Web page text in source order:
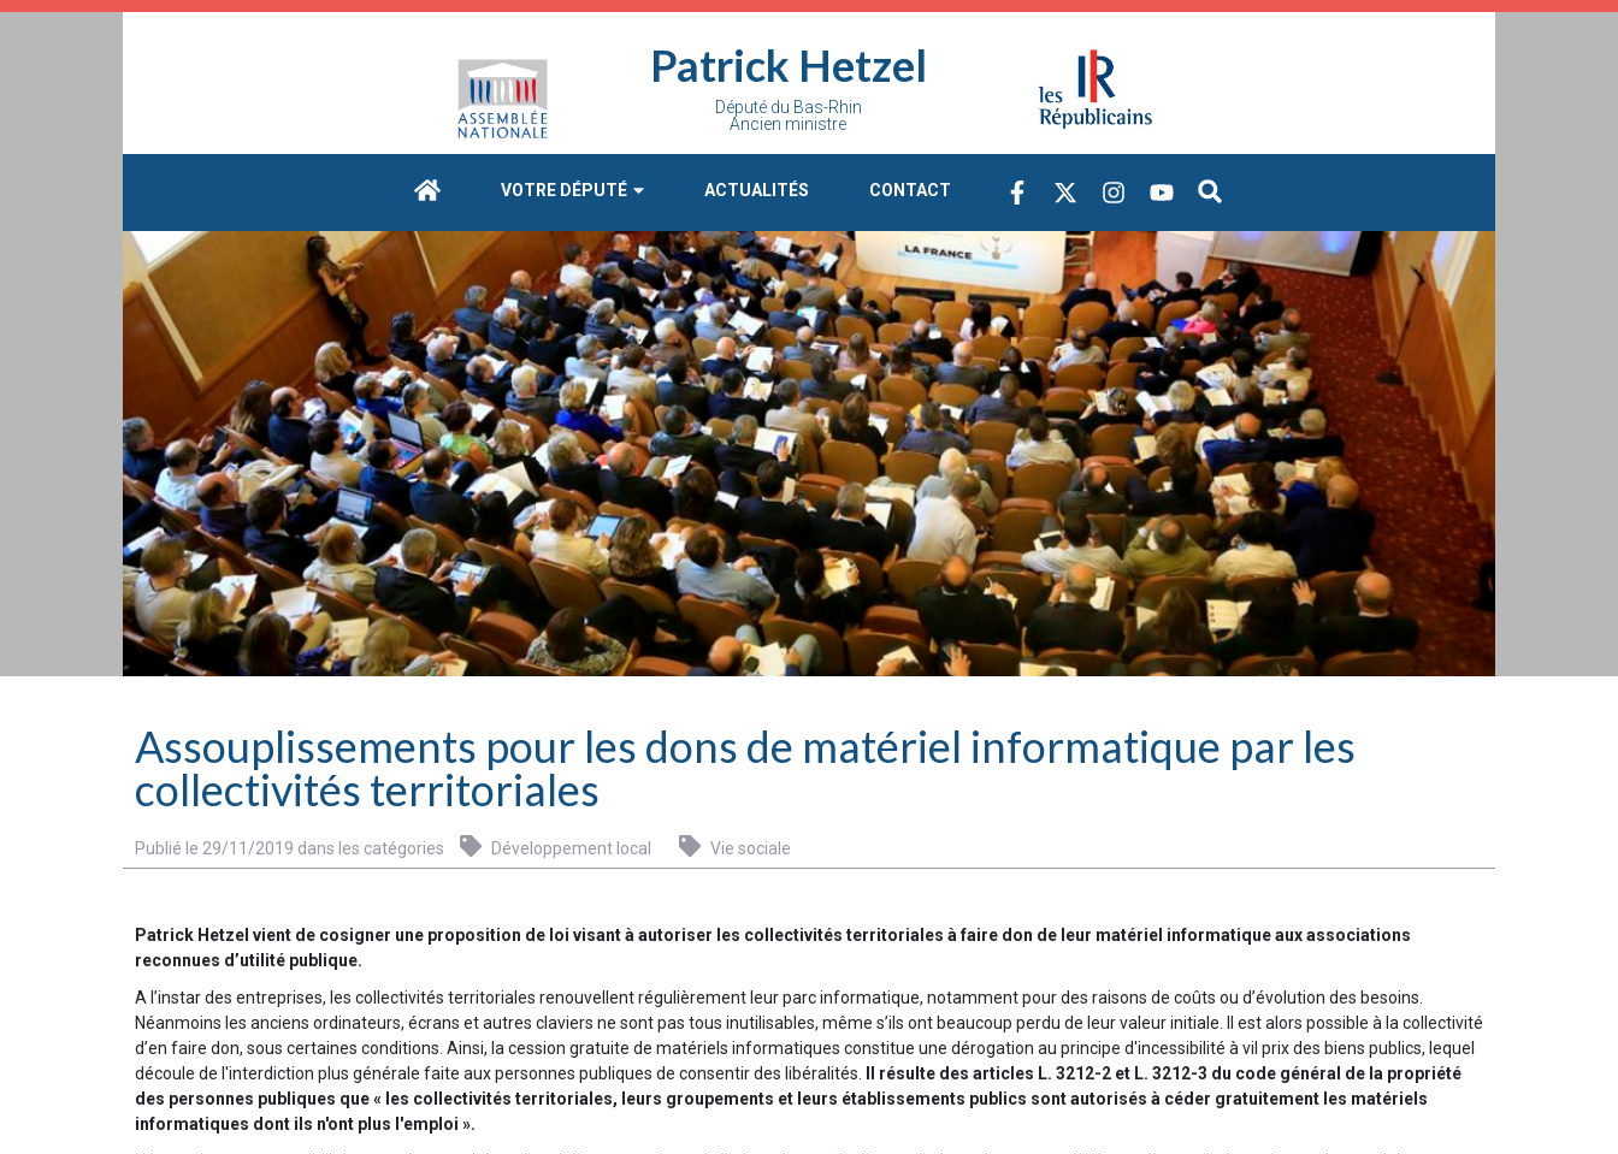
Patrick Hetzel
Député du Bas-Rhin
Ancien ministre
VOTRE DÉPUTÉ ACTUALITÉS CONTACT
Assouplissements pour les dons de matériel informatique par les
collectivités territoriales
Publié le 29/11/2019 dans les catégories Développement local Vie sociale
Patrick Hetzel vient de cosigner une proposition de loi visant à autoriser les collectivités territoriales à faire don de leur matériel informatique aux associations
reconnues d’utilité publique.
A l’instar des entreprises, les collectivités territoriales renouvellent régulièrement leur parc informatique, notamment pour des raisons de coûts ou d’évolution des besoins.
Néanmoins les anciens ordinateurs, écrans et autres claviers ne sont pas tous inutilisables, même s’ils ont beaucoup perdu de leur valeur initiale. Il est alors possible à la collectivité
d’en faire don, sous certaines conditions. Ainsi, la cession gratuite de matériels informatiques constitue une dérogation au principe d'incessibilité à vil prix des biens publics, lequel
découle de l'interdiction plus générale faite aux personnes publiques de consentir des libéralités.
Il résulte des articles L. 3212-2 et L. 3212-3 du code général de la propriété
des personnes publiques que « les collectivités territoriales, leurs groupements et leurs établissements publics sont autorisés à céder gratuitement les matériels
informatiques dont ils n'ont plus l'emploi ».
Cookies management panel